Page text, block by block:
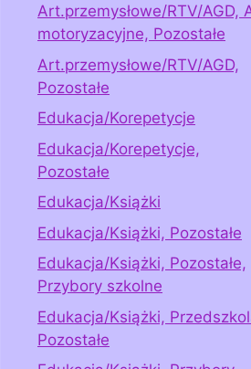
Art.przemysłowe/RTV/AGD,
motoryzacyjne, Pozostałe
Art.przemysłowe/RTV/AGD,
Pozostałe
Edukacja/Korepetycje
Edukacja/Korepetycje,
Pozostałe
Edukacja/Książki
Edukacja/Książki, Pozostałe
Edukacja/Książki, Pozostałe,
Przybory szkolne
Edukacja/Książki,
Pozostałe